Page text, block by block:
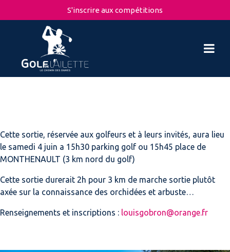
S'inscrire aux compétitions
Cette sortie, réservée aux golfeurs et à leurs invités, aura lieu
le samedi 4 juin a 15h30 parking golf ou 15h45 place de
MONTHENAULT (3 km nord du golf)
Cette sortie durerait 2h pour 3 km de marche sortie plutôt
axée sur la connaissance des orchidées et arbuste…
Renseignements et inscriptions : louisgobron@orange.fr